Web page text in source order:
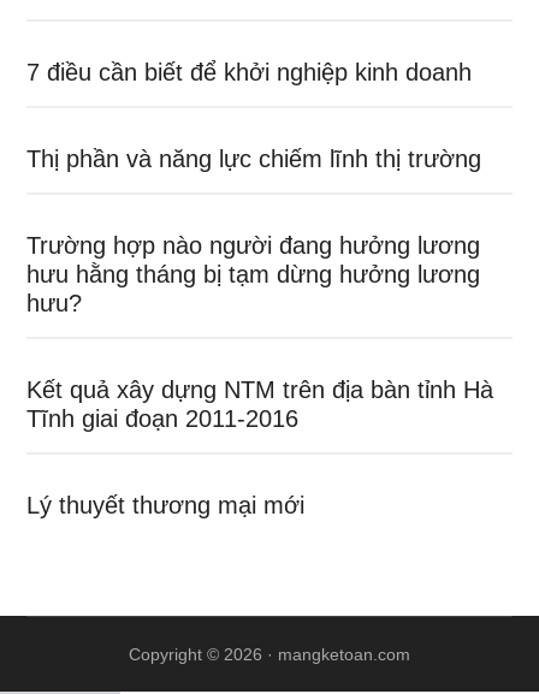
7 điều cần biết để khởi nghiệp kinh doanh
Thị phần và năng lực chiếm lĩnh thị trường
Trường hợp nào người đang hưởng lương
hưu hằng tháng bị tạm dừng hưởng lương
hưu?
Kết quả xây dựng NTM trên địa bàn tỉnh Hà
Tĩnh giai đoạn 2011-2016
Lý thuyết thương mại mới
Copyright © 2026 · mangketoan.com